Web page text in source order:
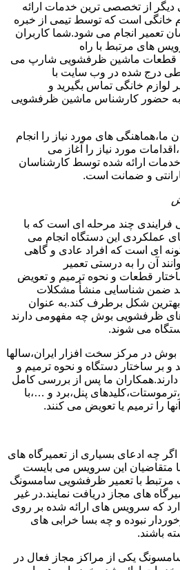
از تخصصی ترین خدمات ارائه
خانگی است که توسط تیمی از خبره
تعمیر انجام می شود.شما کاربران
های مرتبط با راه
قطعات ماشین ظرفشویی شارپ می
درج شده در وب سایت با
لوازم خانگی تماس بگیرید و
به حضور کارشناس ماشین ظرفشویی
های مورد نیاز را انجام
مورد نیاز را آغاز می
خدمات ارائه شده توسط کارشناسان
و ضمانت است.
چند مرحله ای است که با
عملکردی این دستگاه انجام می
ای است که افراد عادی و گاهی
آن را به درستی تعمیر
ساختار قطعات و نحوه ترمیم و تعویض
ضمن شناسایی منشأ مشکلات
شکل برطرف کند.به عنوان
ظرفشویی بوش چه مفهومی دارند
می شوند.
در مرکز سخت افزار ایران،سالها
و بر ساختار دستگاه و نحوه ترمیم و
ما پس از بررسی کامل
پنل،برد و …،با
را ترمیم یا تعویض می کنند.
چه ادعای بسیاری از تعمیرگاه های
متقاضیان این سرویس می بایست
مرتبط با تعمیر ظرفشویی سامسونگ
های مجاز دریافت نمایند.در غیر
که سرویس های ارائه شده بر روی
نبوده و چه بسا خرابی های
باشند.
یکی از مراکز مجاز فعال در